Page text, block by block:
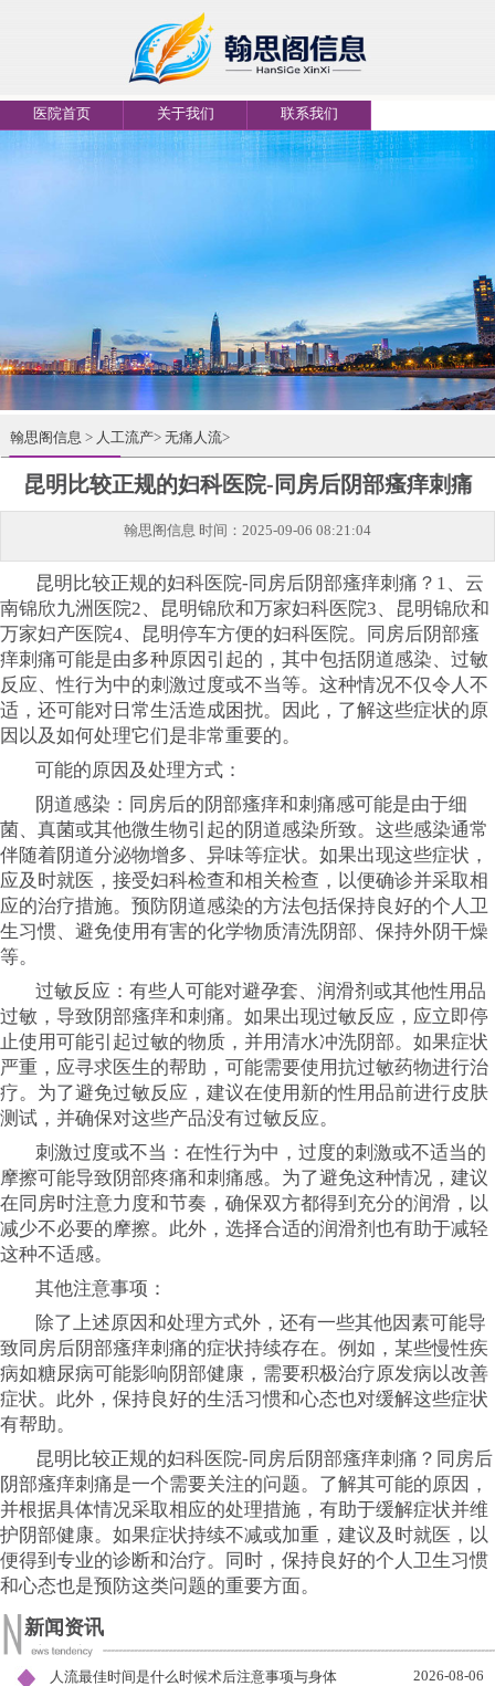
医院首页 关于我们 联系我们
翰思阁信息 > 人工流产> 无痛人流>
昆明比较正规的妇科医院-同房后阴部瘙痒刺痛
翰思阁信息 时间：2025-09-06 08:21:04
昆明比较正规的妇科医院-同房后阴部瘙痒刺痛？1、云
南锦欣九洲医院2、昆明锦欣和万家妇科医院3、昆明锦欣和
万家妇产医院4、昆明停车方便的妇科医院。同房后阴部瘙
痒刺痛可能是由多种原因引起的，其中包括阴道感染、过敏
反应、性行为中的刺激过度或不当等。这种情况不仅令人不
适，还可能对日常生活造成困扰。因此，了解这些症状的原
因以及如何处理它们是非常重要的。
可能的原因及处理方式：
阴道感染：同房后的阴部瘙痒和刺痛感可能是由于细
菌、真菌或其他微生物引起的阴道感染所致。这些感染通常
伴随着阴道分泌物增多、异味等症状。如果出现这些症状，
应及时就医，接受妇科检查和相关检查，以便确诊并采取相
应的治疗措施。预防阴道感染的方法包括保持良好的个人卫
生习惯、避免使用有害的化学物质清洗阴部、保持外阴干燥
等。
过敏反应：有些人可能对避孕套、润滑剂或其他性用品
过敏，导致阴部瘙痒和刺痛。如果出现过敏反应，应立即停
止使用可能引起过敏的物质，并用清水冲洗阴部。如果症状
严重，应寻求医生的帮助，可能需要使用抗过敏药物进行治
疗。为了避免过敏反应，建议在使用新的性用品前进行皮肤
测试，并确保对这些产品没有过敏反应。
刺激过度或不当：在性行为中，过度的刺激或不适当的
摩擦可能导致阴部疼痛和刺痛感。为了避免这种情况，建议
在同房时注意力度和节奏，确保双方都得到充分的润滑，以
减少不必要的摩擦。此外，选择合适的润滑剂也有助于减轻
这种不适感。
其他注意事项：
除了上述原因和处理方式外，还有一些其他因素可能导
致同房后阴部瘙痒刺痛的症状持续存在。例如，某些慢性疾
病如糖尿病可能影响阴部健康，需要积极治疗原发病以改善
症状。此外，保持良好的生活习惯和心态也对缓解这些症状
有帮助。
昆明比较正规的妇科医院-同房后阴部瘙痒刺痛？同房后
阴部瘙痒刺痛是一个需要关注的问题。了解其可能的原因，
并根据具体情况采取相应的处理措施，有助于缓解症状并维
护阴部健康。如果症状持续不减或加重，建议及时就医，以
便得到专业的诊断和治疗。同时，保持良好的个人卫生习惯
和心态也是预防这类问题的重要方面。
新闻资讯
人流最佳时间是什么时候术后注意事项与身体 2026-08-06